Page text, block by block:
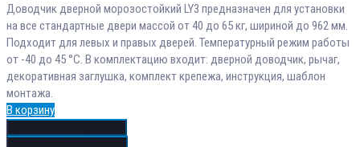
Доводчик дверной морозостойкий LY3 предназначен для установки
на все стандартные двери массой от 40 до 65 кг, шириной до 962 мм.
Подходит для левых и правых дверей. Температурный режим работы
от -40 до 45 °С. В комплектацию входит: дверной доводчик, рычаг,
декоративная заглушка, комплект крепежа, инструкция, шаблон
монтажа.
В корзину